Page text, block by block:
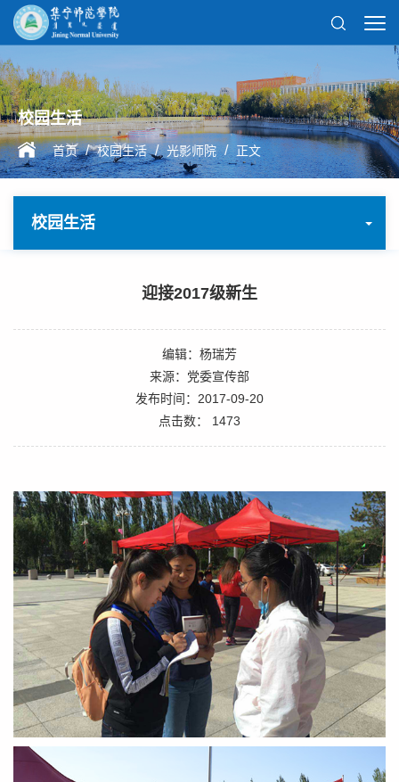
校园生活
首页 / 校园生活 / 光影师院 / 正文
校园生活
迎接2017级新生
编辑：杨瑞芳
来源：党委宣传部
发布时间：2017-09-20
点击数： 1473